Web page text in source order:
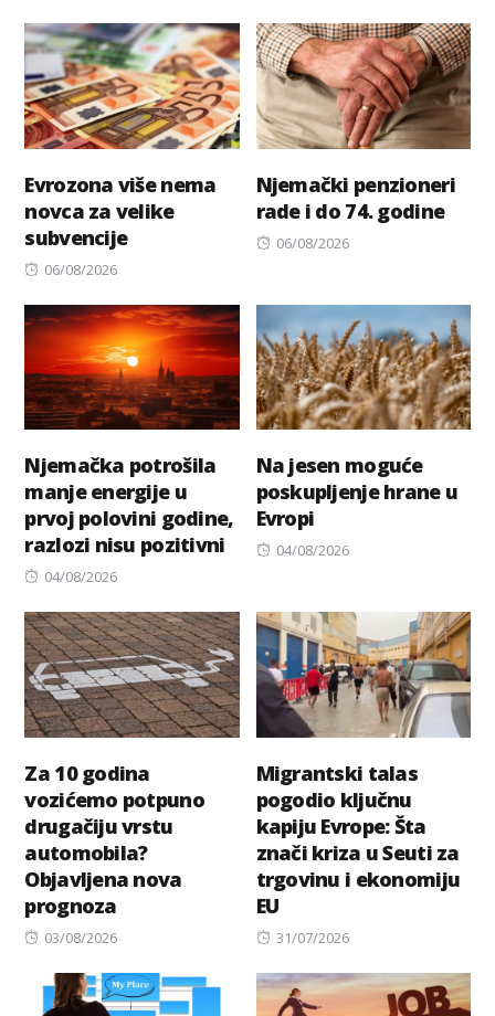
Evrozona više nema
novca za velike
subvencije
Posted
06/08/2026
Njemački penzioneri
rade i do 74. godine
Posted
06/08/2026
Njemačka potrošila
manje energije u
prvoj polovini godine,
razlozi nisu pozitivni
Posted
04/08/2026
Na jesen moguće
poskupljenje hrane u
Evropi
Posted
04/08/2026
Za 10 godina
vozićemo potpuno
drugačiju vrstu
automobila?
Objavljena nova
prognoza
Posted
03/08/2026
Migrantski talas
pogodio ključnu
kapiju Evrope: Šta
znači kriza u Seuti za
trgovinu i ekonomiju
EU
Posted
31/07/2026